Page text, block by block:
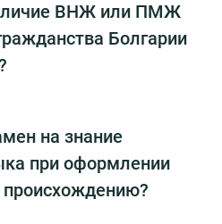
ВНЖ или ПМЖ
Болгарии
на знание
при оформлении
происхождению?